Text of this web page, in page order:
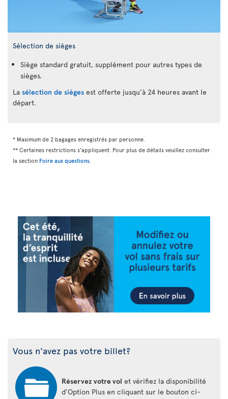
Sélection de sièges
Siège standard gratuit, supplément pour autres types de
sièges.
La sélection de sièges est offerte jusqu’à 24 heures avant le
départ.
* Maximum de 2 bagages enregistrés par personne.
** Certaines restrictions s’appliquent. Pour plus de détails veuillez consulter
la section Foire aux questions
Vous n'avez pas votre billet?
Réservez votre vol et vérifiez la disponibilité
d’Option Plus en cliquant sur le bouton ci-